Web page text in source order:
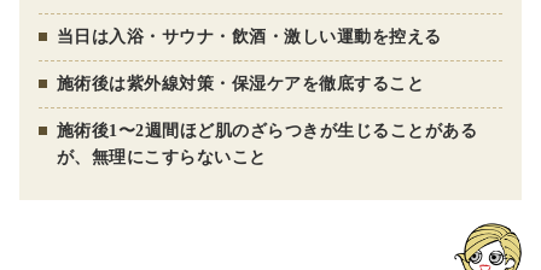
当日は入浴・サウナ・飲酒・激しい運動を控える
施術後は紫外線対策・保湿ケアを徹底すること
施術後1〜2週間ほど肌のざらつきが生じることがある
が、無理にこすらないこと